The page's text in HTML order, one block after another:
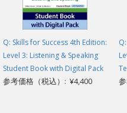
Q: Skills for Success 4th Edition:
Level 3: Listening & Speaking
Student Book with Digital Pack
参考価格（税込）: ¥4,400